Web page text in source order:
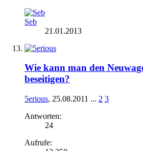
Seb
21.01.2013
Wie kann man den
beseitigen?
5erious, 25.08.2011 ... 2 3
Antworten:
24
Aufrufe: